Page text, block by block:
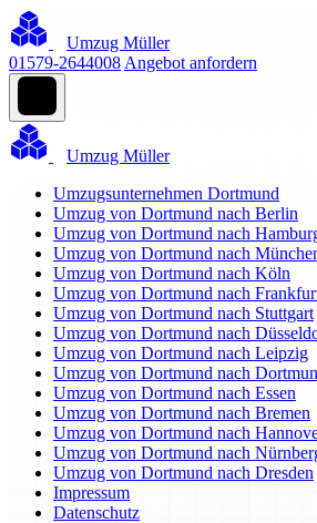
Umzug Müller
01579-2644008 Angebot anfordern
Umzug Müller
Umzugsunternehmen Dortmund
Umzug von Dortmund nach Berlin
Umzug von Dortmund nach
Umzug von Dortmund nach
Umzug von Dortmund nach Köln
Umzug von Dortmund nach
Umzug von Dortmund nach Stuttgart
Umzug von Dortmund nach
Umzug von Dortmund nach Leipzig
Umzug von Dortmund nach
Umzug von Dortmund nach Essen
Umzug von Dortmund nach Bremen
Umzug von Dortmund nach
Umzug von Dortmund nach
Umzug von Dortmund nach Dresden
Impressum
Datenschutz